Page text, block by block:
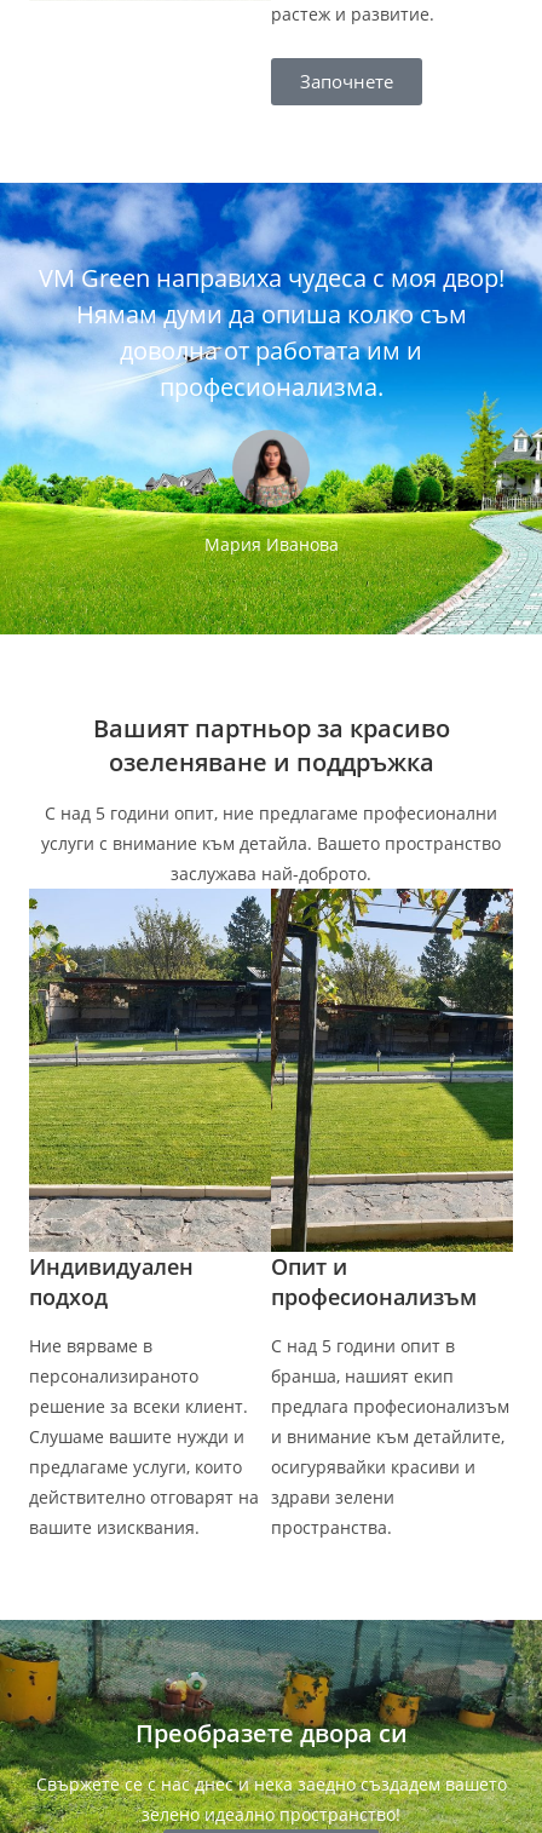
растеж и развитие.
Започнете
VM Green направиха чудеса с моя двор!
Нямам думи да опиша колко съм
доволна от работата им и
професионализма.
Мария Иванова
Вашият партньор за красиво
озеленяване и поддръжка​
С над 5 години опит, ние предлагаме професионални
услуги с внимание към детайла. Вашето пространство
заслужава най-доброто.​
Индивидуален
подход​
Ние вярваме в
персонализираното
решение за всеки клиент.
Слушаме вашите нужди и
предлагаме услуги, които
действително отговарят на
вашите изисквания.
Опит и
професионализъм​
С над 5 години опит в
бранша, нашият екип
предлага професионализъм
и внимание към детайлите,
осигурявайки красиви и
здрави зелени
пространства.
Преобразете двора си​
Свържете се с нас днес и нека заедно създадем вашето
зелено идеално пространство!